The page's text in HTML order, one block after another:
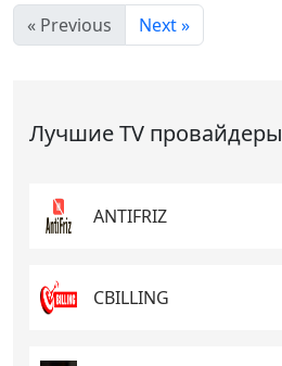
« Previous Next »
Лучшие TV провайдеры
ANTIFRIZ
CBILLING